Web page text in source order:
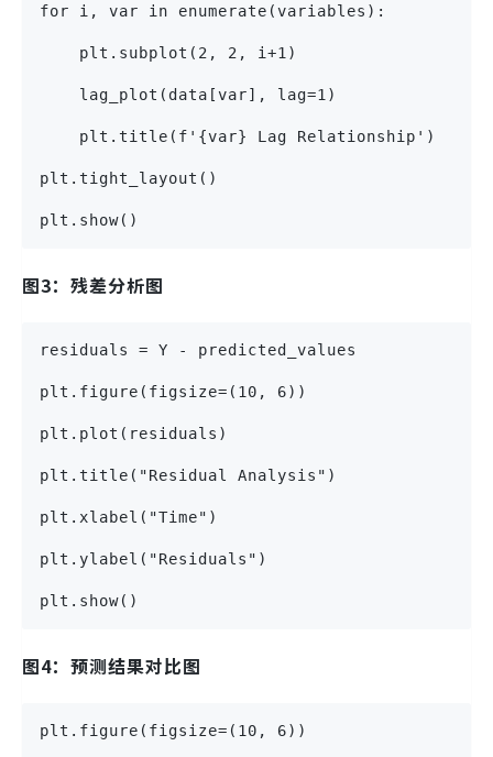
for i, var in enumerate(variables):
    plt.subplot(2, 2, i+1)
    lag_plot(data[var], lag=1)
    plt.title(f'{var} Lag Relationship')
plt.tight_layout()
plt.show()
图3：残差分析图
residuals = Y - predicted_values
plt.figure(figsize=(10, 6))
plt.plot(residuals)
plt.title("Residual Analysis")
plt.xlabel("Time")
plt.ylabel("Residuals")
plt.show()
图4：预测结果对比图
plt.figure(figsize=(10, 6))